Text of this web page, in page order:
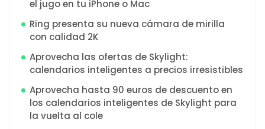
el jugo en tu iPhone o Mac
Ring presenta su nueva cámara de mirilla
con calidad 2K
Aprovecha las ofertas de Skylight:
calendarios inteligentes a precios irresistibles
Aprovecha hasta 90 euros de descuento en
los calendarios inteligentes de Skylight para
la vuelta al cole